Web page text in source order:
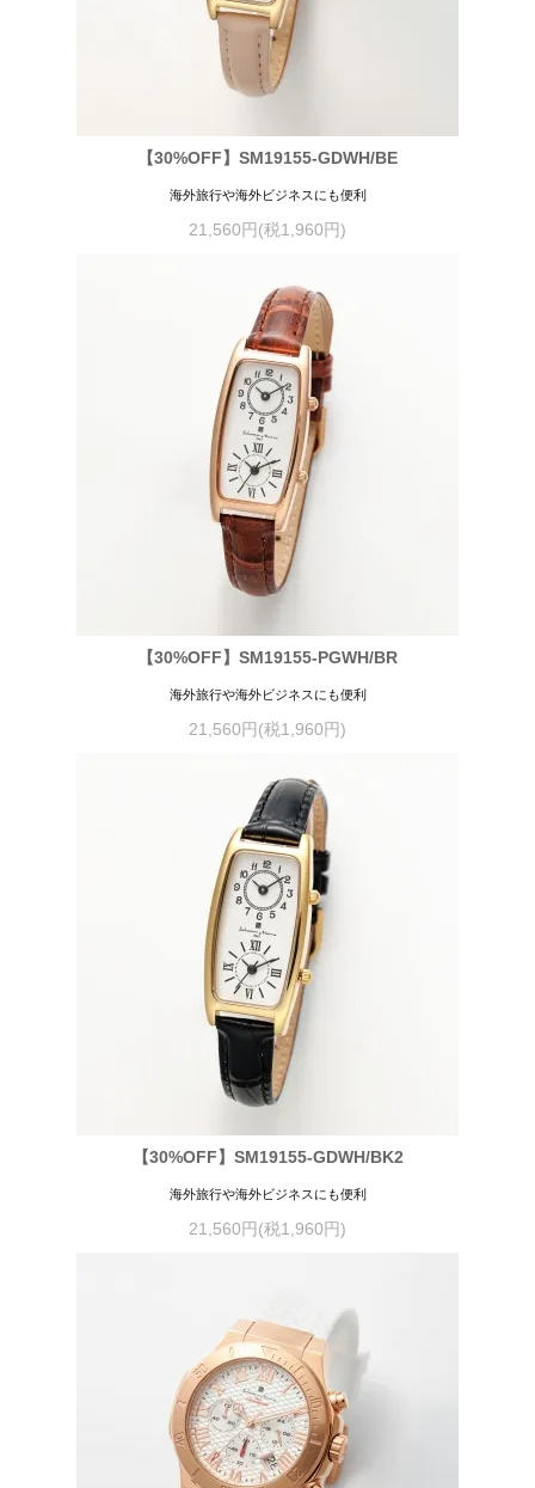
【30%OFF】SM19155-GDWH/BE
海外旅行や海外ビジネスにも便利
21,560円(税1,960円)
【30%OFF】SM19155-PGWH/BR
海外旅行や海外ビジネスにも便利
21,560円(税1,960円)
【30%OFF】SM19155-GDWH/BK2
海外旅行や海外ビジネスにも便利
21,560円(税1,960円)